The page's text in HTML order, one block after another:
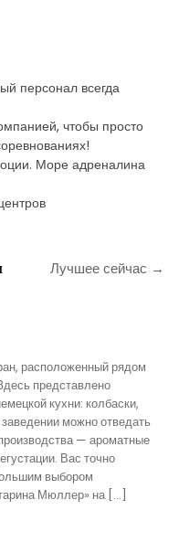
персонал всегда
чтобы просто
Море адреналина
Лучшее сейчас →
расположенный рядом
представлено
кухни: колбаски,
можно отведать
— ароматные
Вас точно
выбором
Мюллер» на […]